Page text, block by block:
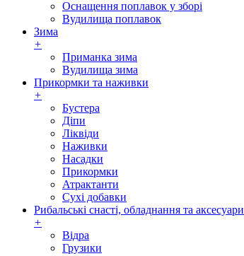
Оснащення поплавок у зборі
Вудилища поплавок
Зима
+
Приманка зима
Вудилища зима
Прикормки та наживки
+
Бустера
Діпи
Ліквіди
Наживки
Насадки
Прикормки
Атрактанти
Сухі добавки
Рибальські снасті, обладнання та аксесуари
+
Відра
Грузики